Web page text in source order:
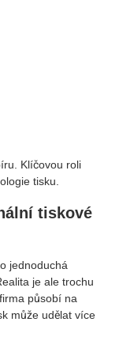
Klíčovou roli
tisku.
tiskové
jednoduchá
je ale trochu
působí na
může udělat více